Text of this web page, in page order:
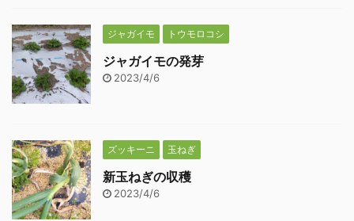
ジャガイモ トウモロコシ
ジャガイモの発芽
2023/4/6
ズッキーニ 玉ねぎ
新玉ねぎの収穫
2023/4/6